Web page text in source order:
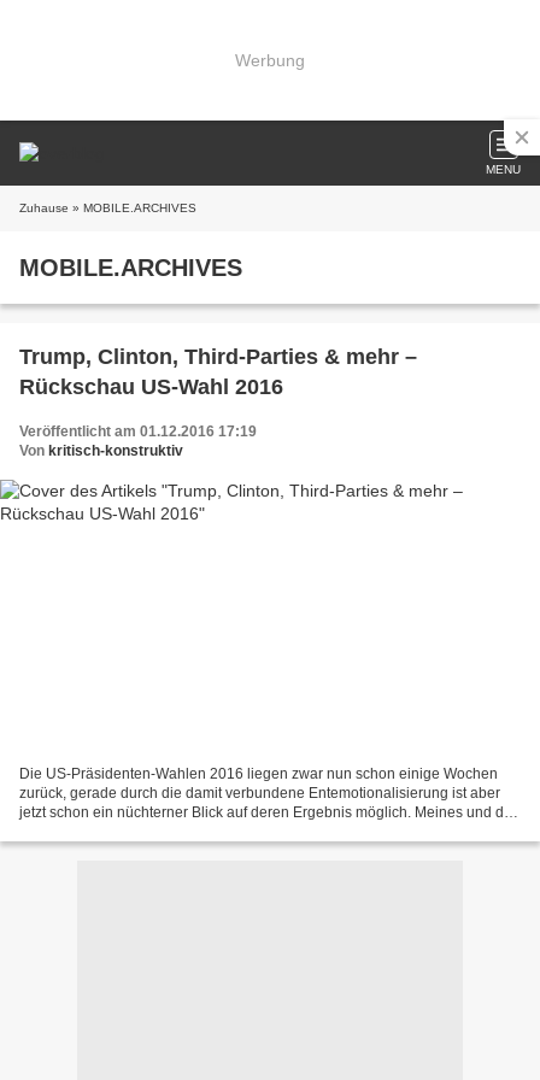
Werbung
MENU
Zuhause » MOBILE.ARCHIVES
MOBILE.ARCHIVES
Trump, Clinton, Third-Parties & mehr –
Rückschau US-Wahl 2016
Veröffentlicht am 01.12.2016 17:19
Von kritisch-konstruktiv
Die US-Präsidenten-Wahlen 2016 liegen zwar nun schon einige Wochen
zurück, gerade durch die damit verbundene Entemotionalisierung ist aber
jetzt schon ein nüchterner Blick auf deren Ergebnis möglich. Meines und das